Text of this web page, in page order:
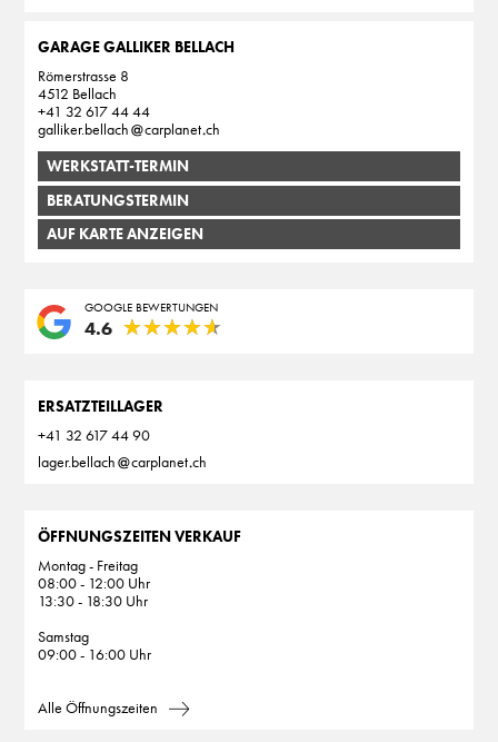
GARAGE GALLIKER BELLACH
Römerstrasse 8
4512 Bellach
+41 32 617 44 44
galliker.bellach
carplanet ch
WERKSTATT-TERMIN
BERATUNGSTERMIN
AUF KARTE ANZEIGEN
GOOGLE BEWERTUNGEN
4.6 ★★★★★
★★★★★
ERSATZTEILLAGER
+41 32 617 44 90
lager.bellach
carplanet ch
ÖFFNUNGSZEITEN VERKAUF
Montag - Freitag
08:00 - 12:00 Uhr
13:30 - 18:30 Uhr
Samstag
09:00 - 16:00 Uhr
Alle Öffnungszeiten